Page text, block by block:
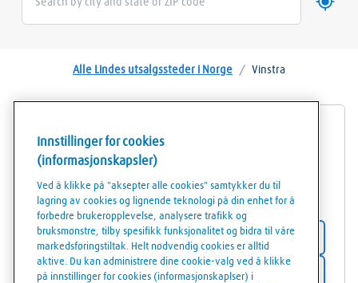
Bruk
Alle Lindes utsalgssteder i Norge / Vinstra
Linde Gassforhandler TESS Øst AS Vinstra
2640 Vinstra
Butikkdetaljer
Få veibeskrivelse
Innstillinger for cookies
(informasjonskapsler)
Ved å klikke på "aksepter alle cookies" samtykker du til
lagring av cookies og lignende teknologi på din enhet for å
forbedre brukeropplevelse, analysere trafikk og
bruksmønstre, tilby spesifikk funksjonalitet og bidra til våre
markedsføringstiltak. Helt nødvendig cookies er alltid
aktive. Du kan administrere dine cookie-valg ved å klikke
på innstillinger for cookies (informasjonskaplser) i